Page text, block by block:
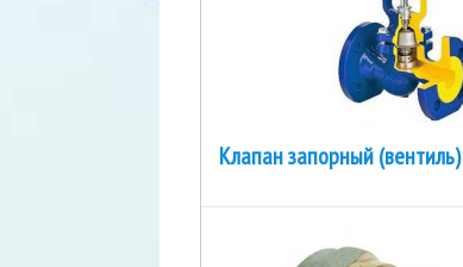
Клапан запорный (вентиль)